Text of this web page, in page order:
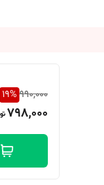
990,000
19%
798,000